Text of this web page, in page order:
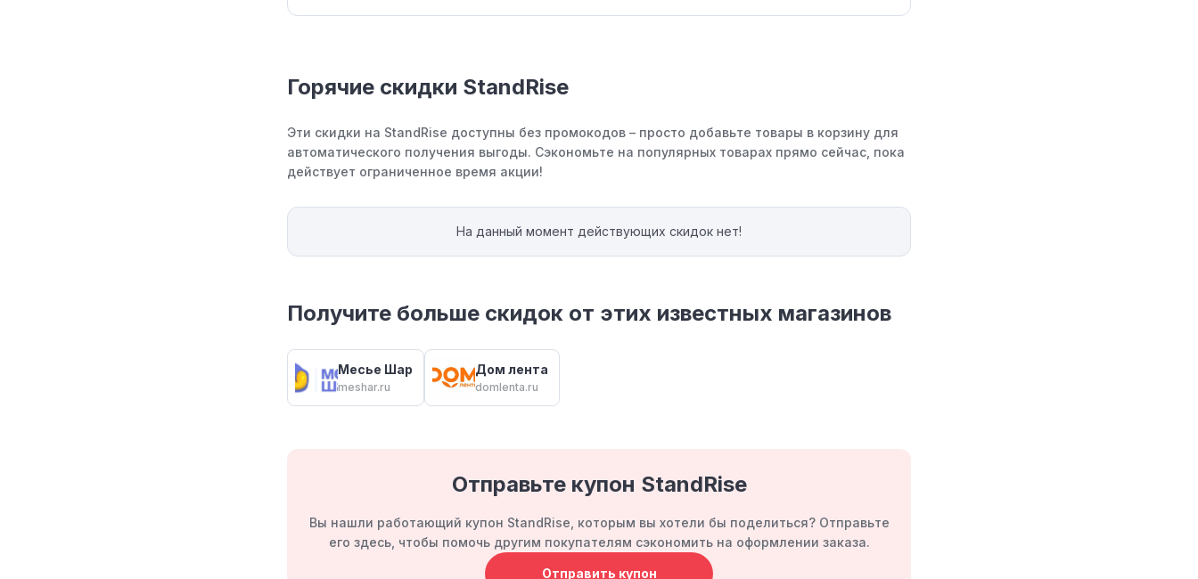
Горячие скидки StandRise
Эти скидки на StandRise доступны без промокодов – просто добавьте товары в корзину для
автоматического получения выгоды. Сэкономьте на популярных товарах прямо сейчас, пока
действует ограниченное время акции!
На данный момент действующих скидок нет!
Получите больше скидок от этих известных магазинов
Месье Шар
meshar.ru
Дом лента
domlenta.ru
Отправьте купон StandRise
Вы нашли работающий купон StandRise, которым вы хотели бы поделиться? Отправьте
его здесь, чтобы помочь другим покупателям сэкономить на оформлении заказа.
Отправить купон